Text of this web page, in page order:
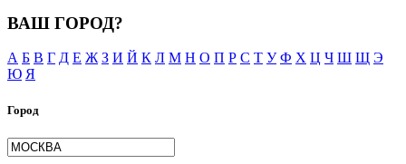
ВАШ ГОРОД?
А Б В Г Д Е Ж З И Й К Л М Н О П Р С Т У Ф Х Ц Ч Ш Щ Э
Ю Я
Город